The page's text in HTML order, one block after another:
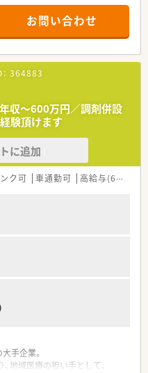
籍し、チームワークを大切に
して知られ、全国に約400店舗
、社員が働きやすい職場環境
深い理解のもとで風通しの良い
箋や在宅医療に触れてスキルア
充実した福利厚生のもとで安心
独立など、多彩なキャリアパス
ャンスが与えられ、キャリアア
お問い合わせ
364883
収～600万円／調剤併設
験頂けます
に追加
ク可 車通勤可 高給与(600万円以上)
手企業。
地域医療の担い手として、